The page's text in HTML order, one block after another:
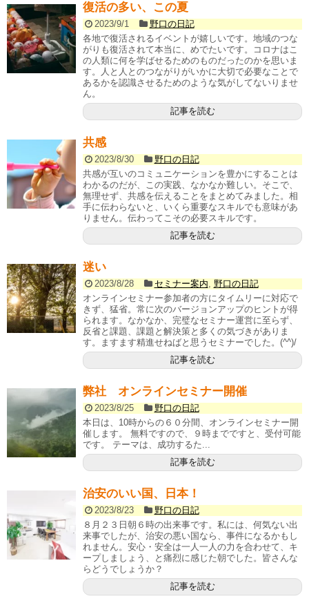
復活の多い、この夏
2023/9/1
野口の日記
各地で復活されるイベントが嬉しいです。地域のつな
がりも復活されて本当に、めでたいです。コロナはこ
の人類に何を学ばせるためのものだったのかを思いま
す。人と人とのつながりがいかに大切で必要なことで
あるかを認識させるためのような気がしてないりませ
ん。
記事を読む
共感
2023/8/30
野口の日記
共感が互いのコミュニケーションを豊かにすることは
わかるのだが、この実践、なかなか難しい。そこで、
無理せず、共感を伝えることをまとめてみました。相
手に伝わらないと、いくら重要なスキルでも意味があ
りません。伝わってこその必要スキルです。
記事を読む
迷い
2023/8/28 セミナー案内, 野口の日記
オンラインセミナー参加者の方にタイムリーに対応で
きず、猛省。常に次のバージョンアップのヒントが得
られます。なかなか、完璧なセミナー運営に至らず、
反省と課題、課題と解決策と多くの気づきがありま
す。ますます精進せねばと思うセミナーでした。(^^)/
記事を読む
弊社 オンラインセミナー開催
2023/8/25
野口の日記
本日は、10時からの６０分間、オンラインセミナー開
催します。 無料ですので、９時までですと、受付可能
です。 テーマは、成功するた...
記事を読む
治安のいい国、日本！
2023/8/23
野口の日記
８月２３日朝６時の出来事です。私には、何気ない出
来事でしたが、治安の悪い国なら、事件になるかもし
れません。安心・安全は一人一人の力を合わせて、キ
ープしましょう、と痛烈に感じた朝でした。皆さんな
らどうでしょうか？
記事を読む